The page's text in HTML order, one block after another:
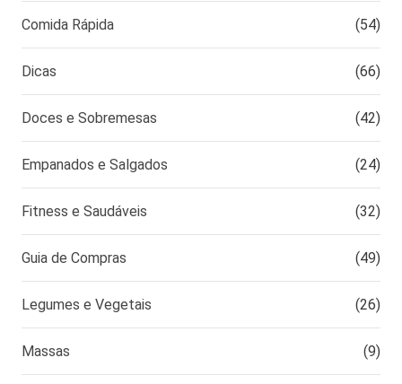
Comida Rápida (54)
Dicas (66)
Doces e Sobremesas (42)
Empanados e Salgados (24)
Fitness e Saudáveis (32)
Guia de Compras (49)
Legumes e Vegetais (26)
Massas (9)